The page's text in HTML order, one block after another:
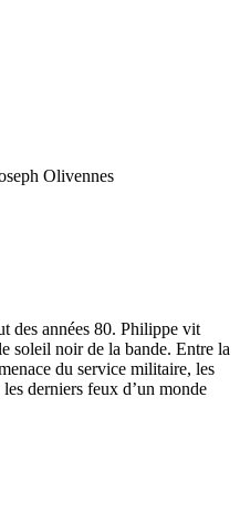
Olivennes
des années 80. Philippe vit
soleil noir de la bande. Entre la
du service militaire, les
derniers feux d’un monde